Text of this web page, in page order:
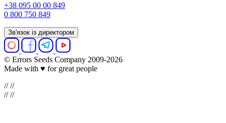
+38 095 00 00 849
0 800 750 849
Зв'язок із директором
© Errors Seeds Company 2009-2026
Made with ♥ for great people
////
////